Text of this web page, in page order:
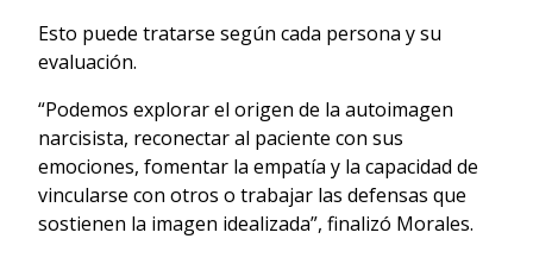
Esto puede tratarse según cada persona y su
evaluación.
“Podemos explorar el origen de la autoimagen
narcisista, reconectar al paciente con sus
emociones, fomentar la empatía y la capacidad de
vincularse con otros o trabajar las defensas que
sostienen la imagen idealizada”, finalizó Morales.